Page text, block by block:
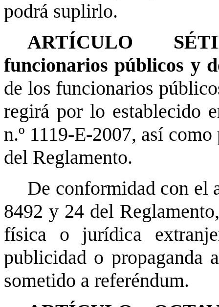
podrá suplirlo.
ARTÍCULO
funcionarios públicos y
de los funcionarios
regirá por lo establecido
n.º 1119-E-2007, así
del Reglamento.
De conformidad con el
8492 y 24 del
física o jurídica
publicidad o propaganda
sometido a referéndum.